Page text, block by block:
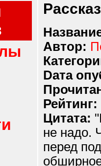
Автор:
Dата
Рейтинг:
Цитата:
не надо.
перед